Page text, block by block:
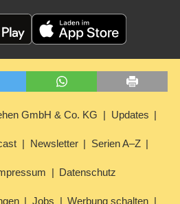
GmbH & Co. KG Updates
Newsletter Serien A–Z
Datenschutz
Jobs Werbung schalten